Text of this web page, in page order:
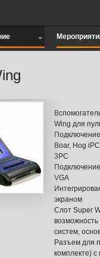
Wing для
Boar, Hog
3PC
VGA
экраном
Слот Super
систем,
Разъем для
комплекте)